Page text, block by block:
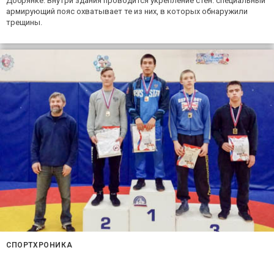
армирующий пояс охватывает те из них, в которых обнаружили
трещины.
СПОРТХРОНИКА